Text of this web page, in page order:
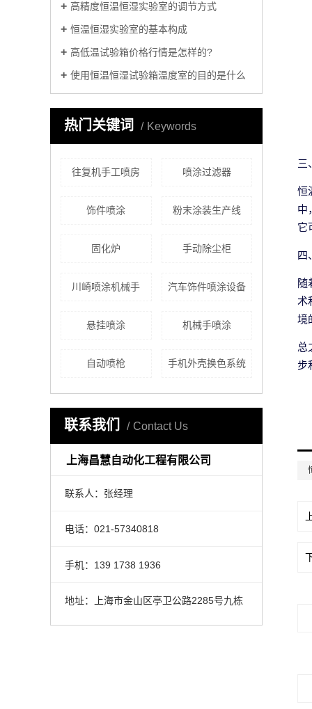
高精度恒温恒湿实验室的调节方式
恒温恒湿实验室的基本构成
高低温试验箱价格行情是怎样的?
使用恒温恒湿试验箱温度室的目的是什么
热门关键词 Keywords
往复机手工喷房 喷涂过滤器
饰件喷涂 粉末涂装生产线
固化炉 手动除尘柜
川崎喷涂机械手 汽车饰件喷涂设备
悬挂喷涂 机械手喷涂
自动喷枪 手机外壳换色系统
联系我们 Contact Us
上海昌慧自动化工程有限公司
联系人：张经理
电话：021-57340818
手机：139 1738 1936
地址：上海市金山区亭卫公路2285号九栋
三
恒
中
它
四
随
术
境
总
步